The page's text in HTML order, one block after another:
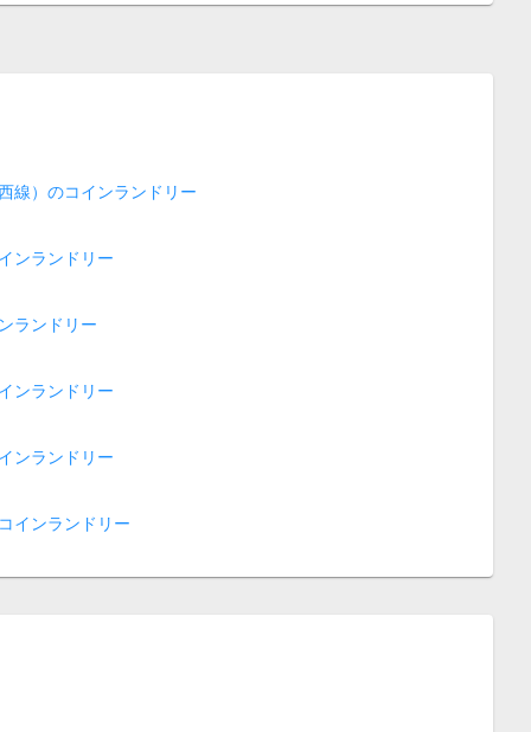
線）のコインランドリー
ンランドリー
ランドリー
ンランドリー
ンランドリー
インランドリー